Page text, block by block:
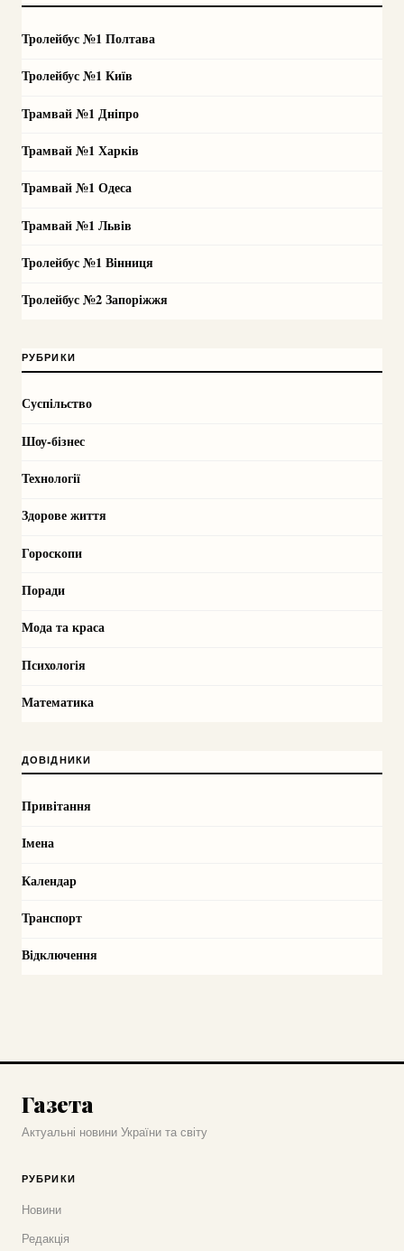
Тролейбус №1 Полтава
Тролейбус №1 Київ
Трамвай №1 Дніпро
Трамвай №1 Харків
Трамвай №1 Одеса
Трамвай №1 Львів
Тролейбус №1 Вінниця
Тролейбус №2 Запоріжжя
РУБРИКИ
Суспільство
Шоу-бізнес
Технології
Здорове життя
Гороскопи
Поради
Мода та краса
Психологія
Математика
ДОВІДНИКИ
Привітання
Імена
Календар
Транспорт
Відключення
Газета
Актуальні новини України та світу
РУБРИКИ
Новини
Редакція